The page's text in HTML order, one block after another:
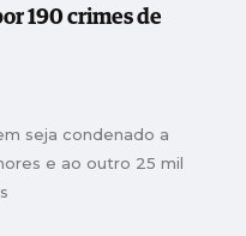
190 crimes de
seja condenado a
e ao outro 25 mil